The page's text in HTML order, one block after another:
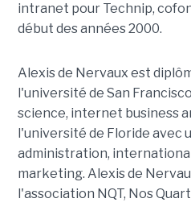
intranet pour Technip,
début des années 2000.
Alexis de Nervaux est
l'université de San
science, internet business
l'université de Floride avec
administration,
marketing. Alexis de
l'association NQT, Nos